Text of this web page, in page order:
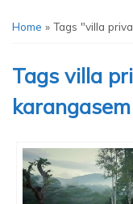
Home » Tags "villa
Tags villa
karangasem